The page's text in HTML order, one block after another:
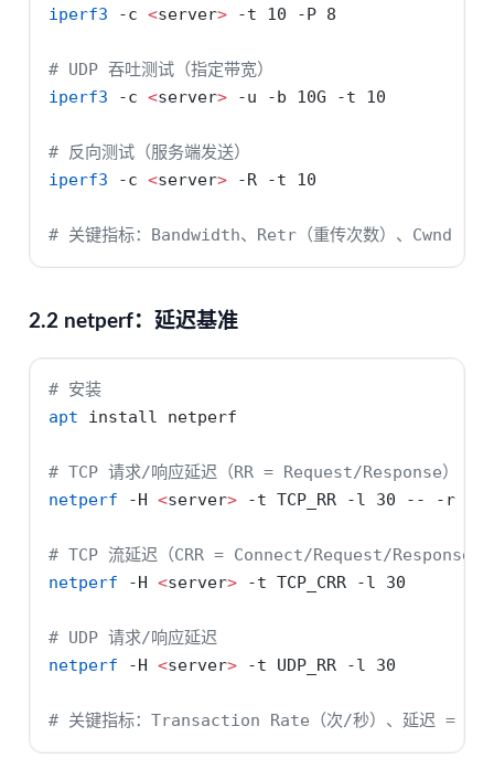
iperf3 -c <server> -t 10 -P 8
# UDP 吞吐测试（指定带宽）
iperf3
-c <server> -u -b 10G -t 10
# 反向测试（服务端发送）
iperf3
-c <server> -R -t 10
# 关键指标：Bandwidth、Retr（重传次数）、Cwnd
2.2 netperf：延迟基准
# 安装
apt install netperf
# TCP 请求/响应延迟（RR = Request/Response）
netperf
-H <server> -t TCP_RR -l 30 -- -r
# TCP 流延迟（CRR = Connect/Request/Response，
netperf
-H <server> -t TCP_CRR -l 30
# UDP 请求/响应延迟
netperf
-H <server> -t UDP_RR -l 30
# 关键指标：Transaction Rate（次/秒）、延迟 = 1/